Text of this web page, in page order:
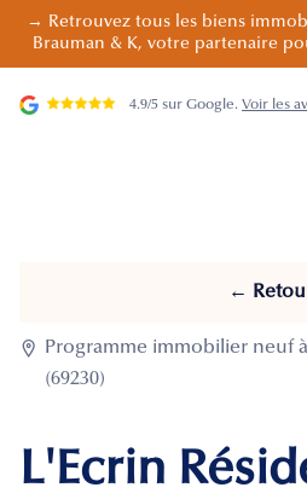
→ Retrouvez tous les biens
Brauman & K, votre partenaire
4.9/5 sur Google. Voir les
←

Programme immobilier neuf
(69230)
L'Ecrin